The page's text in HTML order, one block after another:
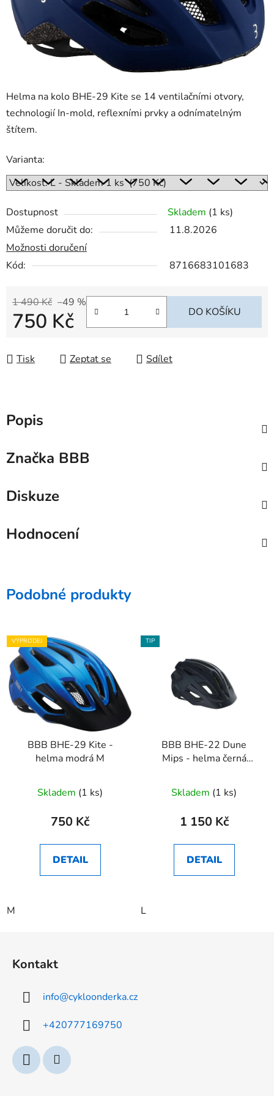
Helma na kolo BHE-29 Kite se 14 ventilačními otvory,
technologií In-mold, reflexními prvky a odnímatelným
štítem.
Varianta:
Dostupnost Skladem (1 ks)
Můžeme doručit do:
11.8.2026
Možnosti doručení
Kód:
8716683101683
1 490 Kč –49 %
750 Kč DO KOŠÍKU
Tisk Zeptat se Sdílet
Popis
Značka BBB
Diskuze
Hodnocení
Podobné produkty
VÝPRODEJ
BBB BHE-29 Kite -
helma modrá M
Skladem (1 ks)
750 Kč
DETAIL
M
TIP
BBB BHE-22 Dune
Mips - helma černá
Skladem (1 ks)
1 150 Kč
DETAIL
L
Kontakt
info@cykloonderka.cz
+420777169750